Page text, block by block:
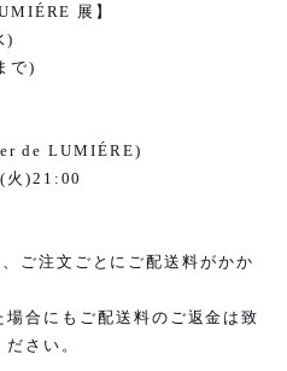
展】
)
で)
de LUMIÉRE)
( 火 )21:00
ご注文ごとにご配送料がかか
合にもご配送料のご返金は致
さい。